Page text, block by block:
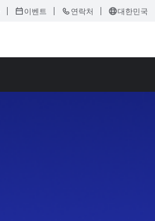
이벤트 연락처 대한민국